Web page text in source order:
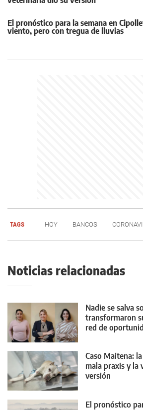
El pronóstico para la semana en
viento, pero con tregua de lluvias
TAGS HOY BANCOS
Noticias relacionadas
Nadie se salva
transformaron
red de
Caso Maitena:
mala praxis y la
versión
El pronóstico